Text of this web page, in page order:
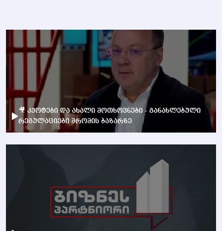
🎥 კვოტები და ახალი მოთხოვნები - განახლებული
რეგულაციები შრომის ბაზარზე